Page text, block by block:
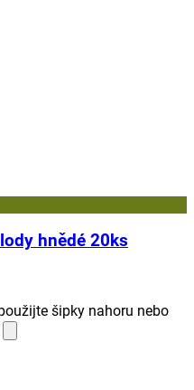
hnědé 20ks
šipky nahoru nebo